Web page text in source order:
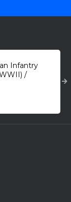
Infantry
/